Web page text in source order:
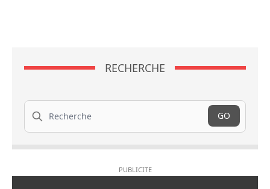
RECHERCHE
Recherche
GO